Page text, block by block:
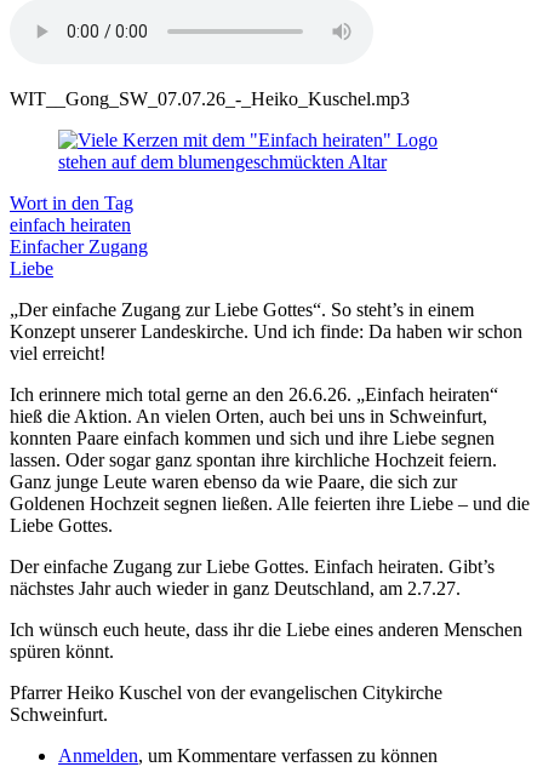
WIT__Gong_SW_07.07.26_-_Heiko_Kuschel.mp3
Wort in den Tag
einfach heiraten
Einfacher Zugang
Liebe
„Der einfache Zugang zur Liebe Gottes“. So steht’s in einem
Konzept unserer Landeskirche. Und ich finde: Da haben wir schon
viel erreicht!
Ich erinnere mich total gerne an den 26.6.26. „Einfach heiraten“
hieß die Aktion. An vielen Orten, auch bei uns in Schweinfurt,
konnten Paare einfach kommen und sich und ihre Liebe segnen
lassen. Oder sogar ganz spontan ihre kirchliche Hochzeit feiern.
Ganz junge Leute waren ebenso da wie Paare, die sich zur
Goldenen Hochzeit segnen ließen. Alle feierten ihre Liebe – und die
Liebe Gottes.
Der einfache Zugang zur Liebe Gottes. Einfach heiraten. Gibt’s
nächstes Jahr auch wieder in ganz Deutschland, am 2.7.27.
Ich wünsch euch heute, dass ihr die Liebe eines anderen Menschen
spüren könnt.
Pfarrer Heiko Kuschel von der evangelischen Citykirche
Schweinfurt.
Anmelden, um Kommentare verfassen zu können